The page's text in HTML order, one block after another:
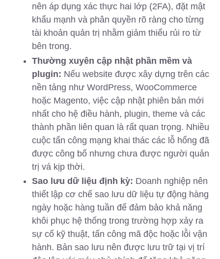
nên áp dụng xác thực hai lớp (2FA), đặt mật
khẩu mạnh và phân quyền rõ ràng cho từng
tài khoản quản trị nhằm giảm thiểu rủi ro từ
bên trong.
Thường xuyên cập nhật phần mềm và
plugin: Nếu website được xây dựng trên các
nền tảng như WordPress, WooCommerce
hoặc Magento, việc cập nhật phiên bản mới
nhất cho hệ điều hành, plugin, theme và các
thành phần liên quan là rất quan trọng. Nhiều
cuộc tấn công mạng khai thác các lỗ hổng đã
được công bố nhưng chưa được người quản
trị vá kịp thời.
Sao lưu dữ liệu định kỳ: Doanh nghiệp nên
thiết lập cơ chế sao lưu dữ liệu tự động hàng
ngày hoặc hàng tuần để đảm bảo khả năng
khôi phục hệ thống trong trường hợp xảy ra
sự cố kỹ thuật, tấn công mã độc hoặc lỗi vận
hành. Bản sao lưu nên được lưu trữ tại vị trí